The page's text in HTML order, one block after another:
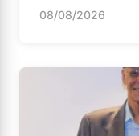
08/08/2026